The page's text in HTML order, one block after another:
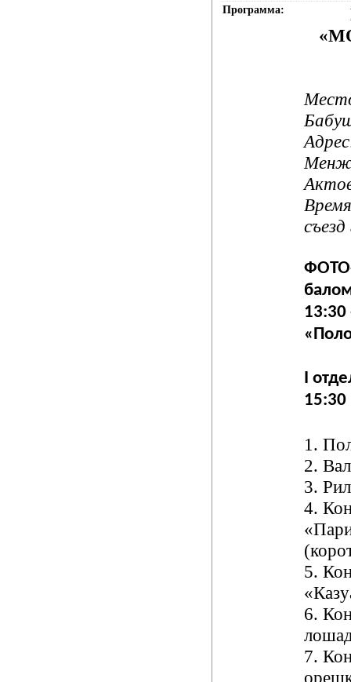
Программа:
13:30
I
15:30
1.
2.
3.
4.
5.
6.
7.